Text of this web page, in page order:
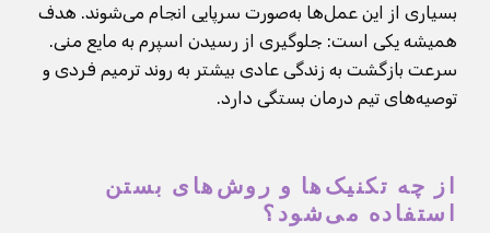
بسیاری از این عمل‌ها به‌صورت سرپایی انجام می‌شوند. هدف
همیشه یکی است: جلوگیری از رسیدن اسپرم به مایع منی.
سرعت بازگشت به زندگی عادی بیشتر به روند ترمیم فردی و
توصیه‌های تیم درمان بستگی دارد.
از چه تکنیک‌ها و روش‌های بستن
استفاده می‌شود؟